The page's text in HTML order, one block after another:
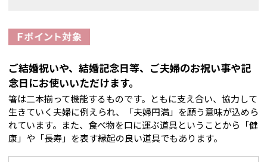
ご結婚祝いや、結婚記念日等、ご夫婦のお祝い事や記
念日にお使いいただけます。
箸は二本揃って機能するものです。ともに支え合い、協力して
生きていく夫婦に例えられ、「夫婦円満」を願う意味が込めら
れています。また、食べ物を口に運ぶ道具ということから「健
康」や「長寿」を表す縁起の良い道具でもあります。